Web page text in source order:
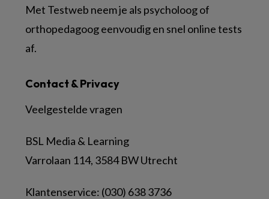
Contact & Privacy
Veelgestelde vragen
BSL Media & Learning
Varrolaan 114, 3584 BW Utrecht
Klantenservice: (030) 638 3736
Met Testweb neem je als psycholoog of
orthopedagoog eenvoudig en snel online tests
af.